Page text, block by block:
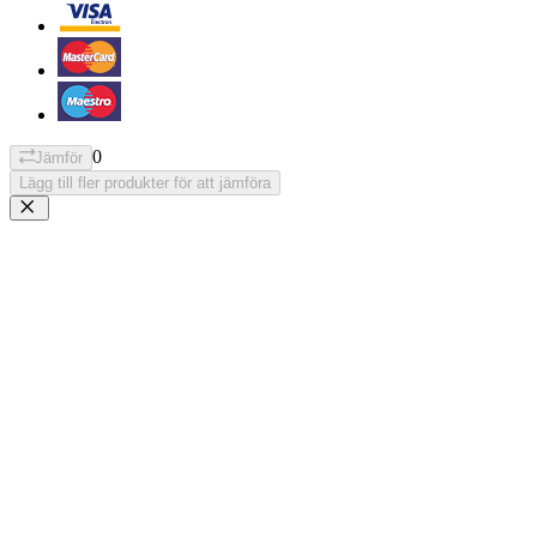
Jämför 0
Lägg till fler produkter för att jämföra